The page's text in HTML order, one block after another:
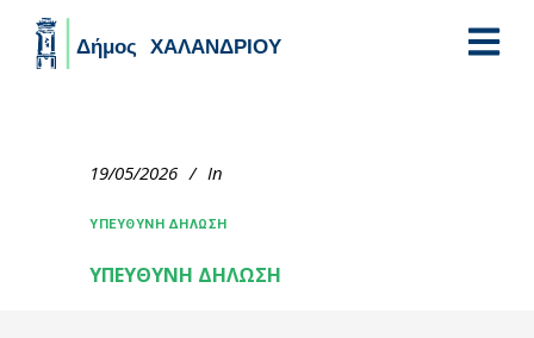
19/05/2026 In
ΥΠΕΥΘΥΝΗ ΔΗΛΩΣΗ
ΥΠΕΥΘΥΝΗ ΔΗΛΩΣΗ